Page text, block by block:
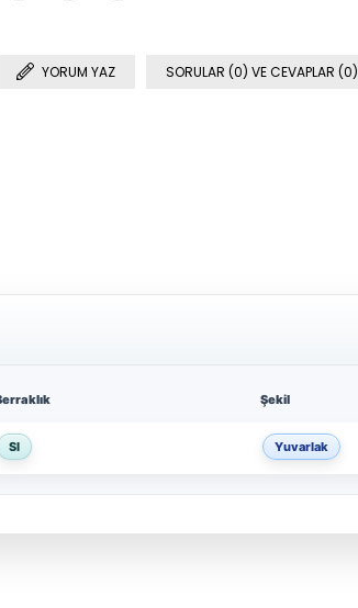
YORUM YAZ SORULAR (0) VE CEVAPLAR (0)
Şekil
SI Yuvarlak